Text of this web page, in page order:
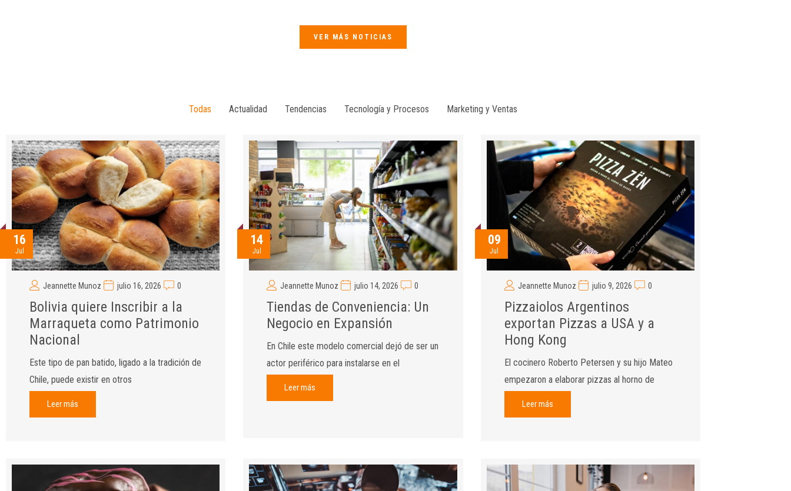
VER MÁS NOTICIAS
Todas Actualidad Tendencias Tecnología y Procesos Marketing y Ventas
16
Jul
Jeannette Munoz julio 16, 2026 0
Bolivia quiere Inscribir a la
Marraqueta como Patrimonio
Nacional
Este tipo de pan batido, ligado a la tradición de
Chile, puede existir en otros
Leer más
14
Jul
Jeannette Munoz julio 14, 2026 0
Tiendas de Conveniencia: Un
Negocio en Expansión
En Chile este modelo comercial dejó de ser un
actor periférico para instalarse en el
Leer más
09
Jul
Jeannette Munoz julio 9, 2026 0
Pizzaiolos Argentinos
exportan Pizzas a USA y a
Hong Kong
El cocinero Roberto Petersen y su hijo Mateo
empezaron a elaborar pizzas al horno de
Leer más